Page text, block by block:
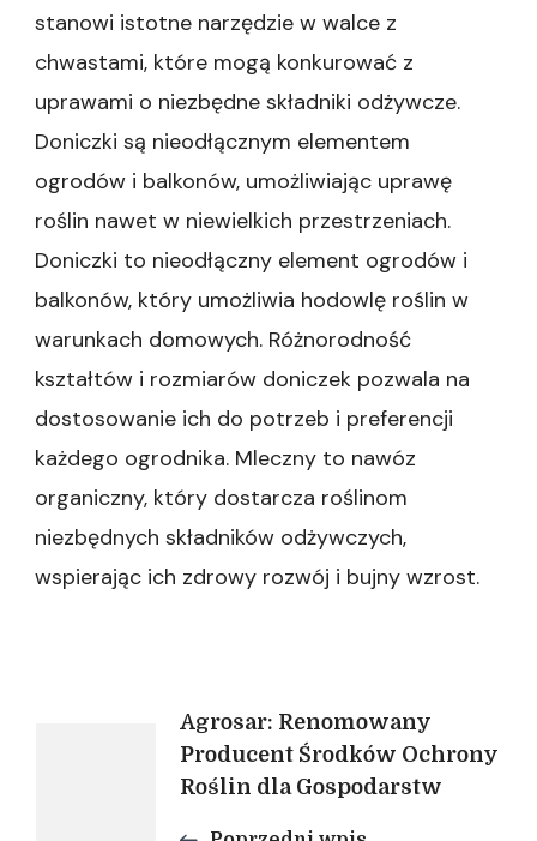
stanowi istotne narzędzie w walce z
chwastami, które mogą konkurować z
uprawami o niezbędne składniki odżywcze.
Doniczki są nieodłącznym elementem
ogrodów i balkonów, umożliwiając uprawę
roślin nawet w niewielkich przestrzeniach.
Doniczki to nieodłączny element ogrodów i
balkonów, który umożliwia hodowlę roślin w
warunkach domowych. Różnorodność
kształtów i rozmiarów doniczek pozwala na
dostosowanie ich do potrzeb i preferencji
każdego ogrodnika. Mleczny to nawóz
organiczny, który dostarcza roślinom
niezbędnych składników odżywczych,
wspierając ich zdrowy rozwój i bujny wzrost.
Nawigacja
wpisu
Agrosar: Renomowany
Producent Środków Ochrony
Roślin dla Gospodarstw